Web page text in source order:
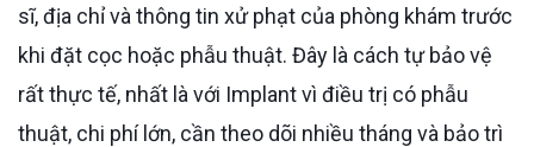
sĩ, địa chỉ và thông tin xử phạt của phòng khám trước
khi đặt cọc hoặc phẫu thuật. Đây là cách tự bảo vệ
rất thực tế, nhất là với Implant vì điều trị có phẫu
thuật, chi phí lớn, cần theo dõi nhiều tháng và bảo trì